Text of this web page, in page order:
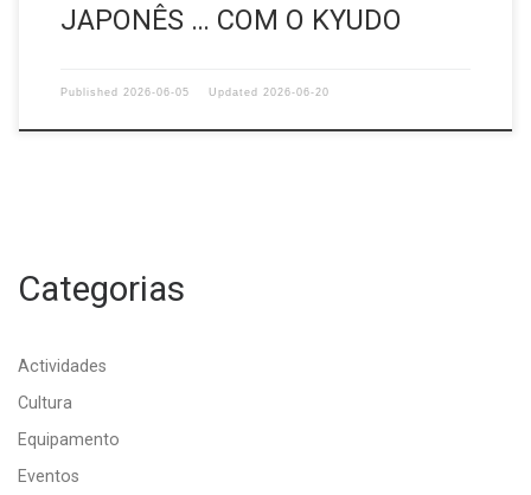
JAPONÊS … COM O KYUDO
Published 2026-06-05 Updated 2026-06-20
Categorias
Actividades
Cultura
Equipamento
Eventos